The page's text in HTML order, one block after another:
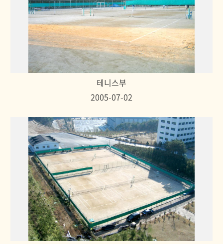
테니스부
2005-07-02